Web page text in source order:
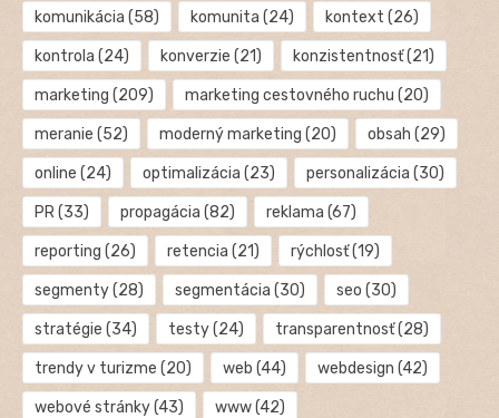
komunikácia (58) komunita (24) kontext (26)
kontrola (24) konverzie (21) konzistentnosť(21)
marketing (209) marketing cestovného ruchu (20)
meranie (52) moderný marketing (20) obsah (29)
online (24) optimalizácia (23) personalizácia (30)
PR(33) propagácia (82) reklama (67)
reporting (26) retencia (21) rýchlosť(19)
segmenty(28) segmentácia (30) seo (30)
stratégie (34) testy(24) transparentnosť(28)
trendy v turizme (20) web (44) webdesign (42)
webové stránky(43) www(42)